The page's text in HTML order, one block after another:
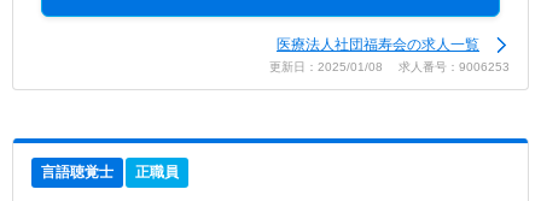
医療法人社団福寿会の求人一覧
更新日：2025/01/08 求人番号：9006253
言語聴覚士 正職員